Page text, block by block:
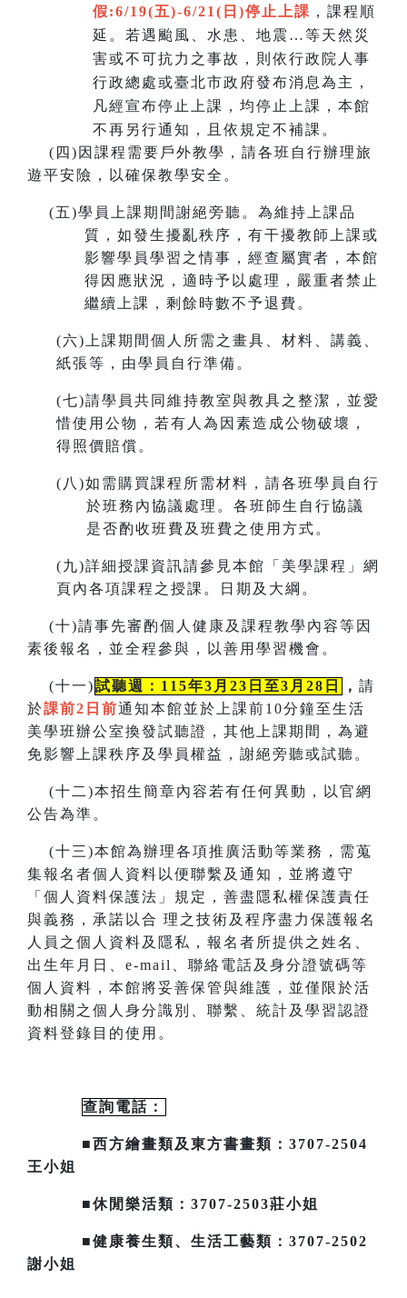
假:6/19(五)-6/21(日)停止上課 ，課程順
延。若遇颱風、水患、地震…等天然災
害或不可抗力之事故，則依行政院人事
行政總處或臺北市政府發布消息為主，
凡經宣布停止上課，均停止上課，本館
不再另行通知，且依規定不補課。
( 四)因課程需要戶外教學，請各班自行辦理旅
遊平安險，以確保教學安全。
(五)學員上課期間謝絕旁聽。為維持上課品
質，如發生擾亂秩序，有干擾教師上課或
影響學員學習之情事，經查屬實者，本館
得因應狀況，適時予以處理，嚴重者禁止
繼續上課，剩餘時數不予退費。
(六)上課期間個人所需之畫具、材料、講義、
紙張等，由學員自行準備。
(七)請學員共同維持教室與教具之整潔，並愛
惜使用公物，若有人為因素造成公物破壞，
得照價賠償。
( 八)如需購買課程所需材料，請各班學員自行
於班務內協議處理。各班師生自行協議
是否酌收班費及班費之使用方式。
(九)詳細授課資訊請參見本館「美學課程」網
頁內各項課程之授課。
日期及大綱。
(十)請事先審酌個人健康及課程教學內容等因
素後報名，並全程參與，以善用學習機會。
(十一)試聽週：115年3月23日至3月28日 ， 請
於課前2日前通知本館並於上課前10分鐘至生活
美學班辦公室換發試聽證， 其他上課期間，為避
免影響上課秩序及學員權益，謝絕旁聽或試聽。
(十二)本招生簡章內容若有任何異動 ，
以官網
公告為準。
(十三)本館為辦理各項推廣活動等業務，需蒐
集報名者個人資料以便聯繫及通知，並將遵守
「個人資料保護法」規定，善盡隱私權保護責任
與義務，承諾以合 理之技術及程序盡力保護報名
人員之個人資料及隱私，報名者所提供之姓名、
出生年月日、 e-mail
、聯絡電話及身分證號碼等
個人資料，本館將妥善保管與維護，並僅限於活
動相關之個人身分識別、聯繫、統計及 學習認證
資料登錄目的使用。
查詢電話：
■西方繪畫類及東方書畫類：3707-2504
王小姐
■休閒樂活類：3707-2503莊小姐
■健康養生類、生活工藝類：3707-2502
謝小姐